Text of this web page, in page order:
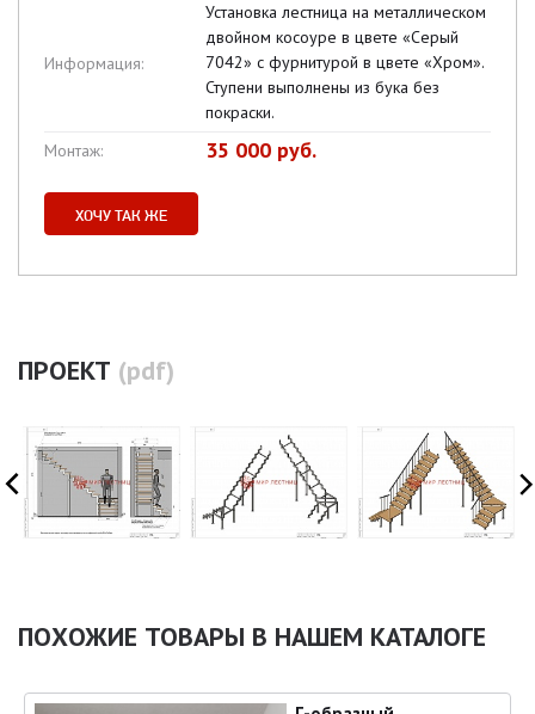
Информация:
Установка лестница на металлическом
двойном косоуре в цвете «Серый
7042» с фурнитурой в цвете «Хром».
Ступени выполнены из бука без
покраски.
Монтаж:
35 000 руб.
ХОЧУ ТАК ЖЕ
ПРОЕКТ (pdf)
ПОХОЖИЕ ТОВАРЫ В НАШЕМ КАТАЛОГЕ